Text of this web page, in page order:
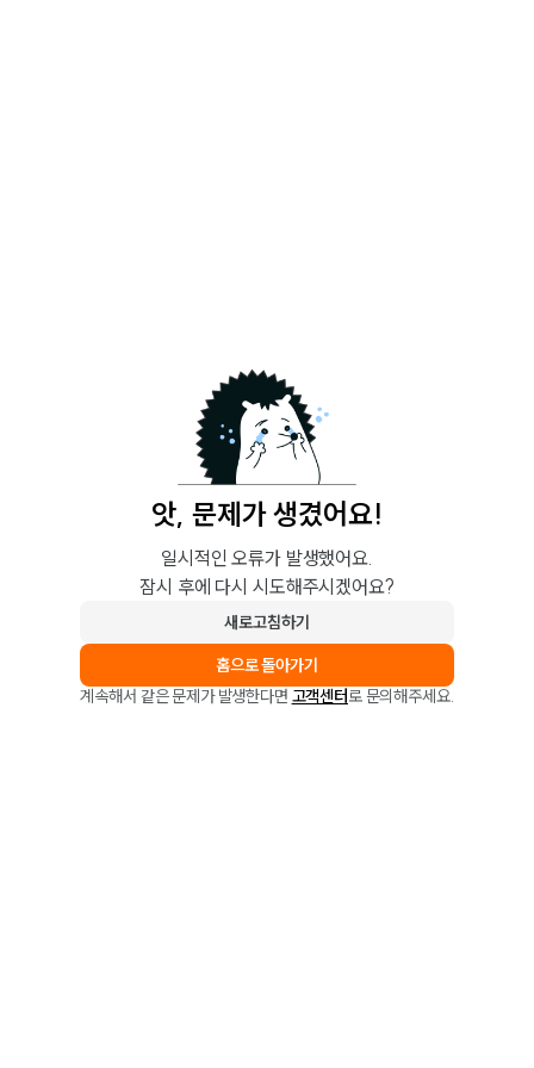
앗, 문제가 생겼어요!
일시적인 오류가 발생했어요.
잠시 후에 다시 시도해주시겠어요?
새로고침하기
홈으로 돌아가기
계속해서 같은 문제가 발생한다면 고객센터로 문의해주세요.